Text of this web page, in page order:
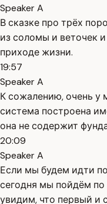
Speaker A
В сказке про трёх
из соломы и веточек
приходе жизни.
19:57
Speaker A
К сожалению, очень у
система построена
она не содержит
20:09
Speaker A
Если мы будем идти
сегодня мы пойдём
увидим, что первый и